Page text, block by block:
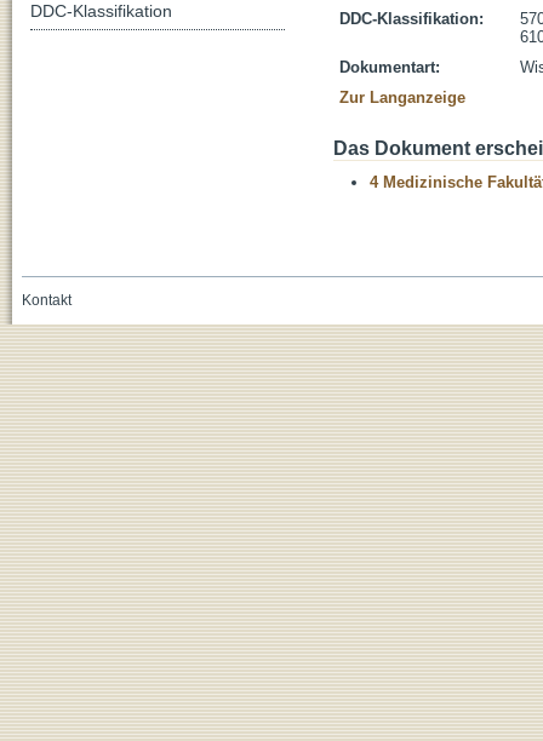
DDC-Klassifikation:
Dokumentart:
Zur Langanzeige
Das Dokument
4 Medizinische
DDC-Klassifikation
Kontakt